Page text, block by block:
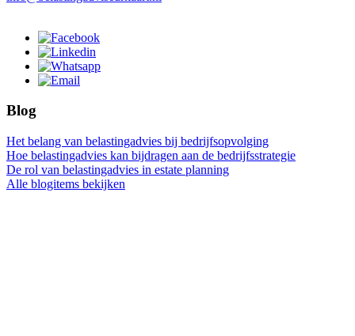
Blog
Het belang van belastingadvies bij bedrijfsopvolging
Hoe belastingadvies kan bijdragen aan de bedrijfsstrategie
De rol van belastingadvies in estate planning
Alle blogitems bekijken